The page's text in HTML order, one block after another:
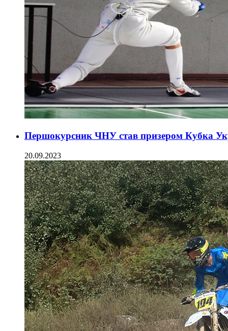
Першокурсник ЧНУ став призером Кубка
20.09.2023